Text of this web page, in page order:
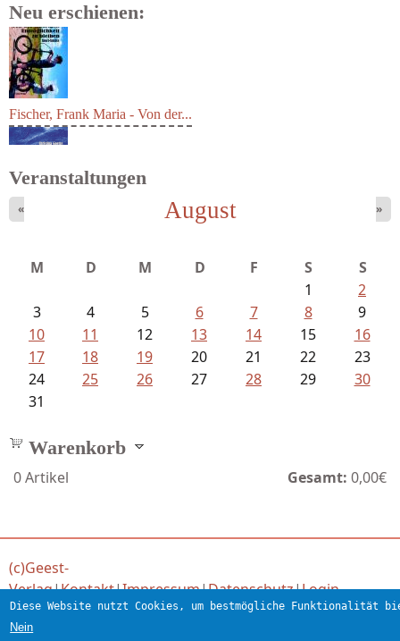
Neu erschienen:
Fischer, Frank Maria - Von der...
Veranstaltungen
August
« »
M D M D F S
S
1
2
3
4 5 6 7 8
9
10
11 12 13 14 15
16
17
18 19 20 21 22
23
24
25 26 27 28 29
30
31
Warenkorb
0Artikel Gesamt: 0,00€
(c)Geest-
Verlag|Kontakt|Impressum|Datenschutz|Login
Diese Website nutzt Cookies, um bestmögliche Funktionalität
Nein